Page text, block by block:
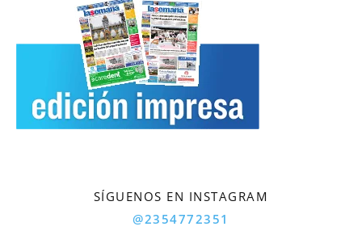
SÍGUENOS EN INSTAGRAM
@2354772351